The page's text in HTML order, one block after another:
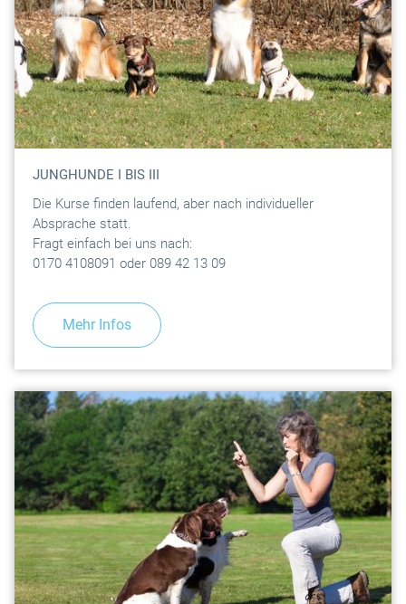
JUNGHUNDE I BIS III
Die Kurse finden laufend, aber nach individueller
Absprache statt.
Fragt einfach bei uns nach:
0170 4108091 oder 089 42 13 09
Mehr Infos